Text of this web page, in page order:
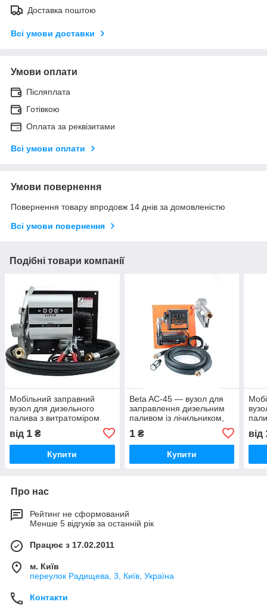
Доставка поштою
Всі умови доставки
Умови оплати
Післяплата
Готівкою
Оплата за реквізитами
Всі умови оплати
Умови повернення
Повернення товару впродовж 14 днів за домовленістю
Всі умови повернення
Подібні товари компанії
Мобільний заправний
вузол для дизельного
палива з витратоміром
WALL TECH 60, 12 В, 60 л/
хв
від 1 ₴
Купити
Beta AC-45 — вузол для
заправлення дизельним
паливом із лічильником,
1₴
Купити
від
Про нас
Рейтинг не сформований
Менше 5 відгуків за останній рік
Працює з 17.02.2011
м. Київ
переулок Радищева, 3, Київ, Україна
Контакти